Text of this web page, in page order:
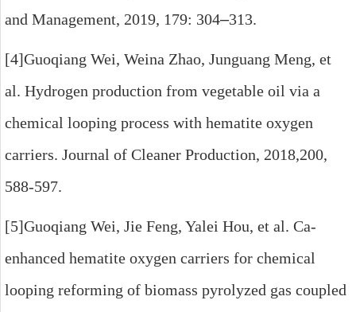
and Management, 2019, 179: 304–313.
[4]Guoqiang Wei, Weina Zhao, Junguang Meng, et
al. Hydrogen production from vegetable oil via a
chemical looping process with hematite oxygen
carriers. Journal of Cleaner Production, 2018,200,
588-597.
[5]Guoqiang Wei, Jie Feng, Yalei Hou, et al. Ca-
enhanced hematite oxygen carriers for chemical
looping reforming of biomass pyrolyzed gas coupled